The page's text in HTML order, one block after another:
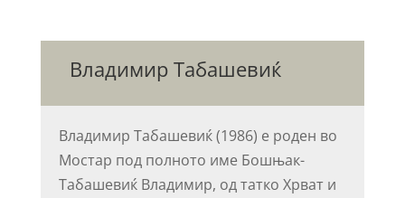
Владимир Табашевиќ
Владимир Табашевиќ (1986) е роден во
Мостар под полното име Бошњак-
Табашевиќ Владимир, од татко Хрват и